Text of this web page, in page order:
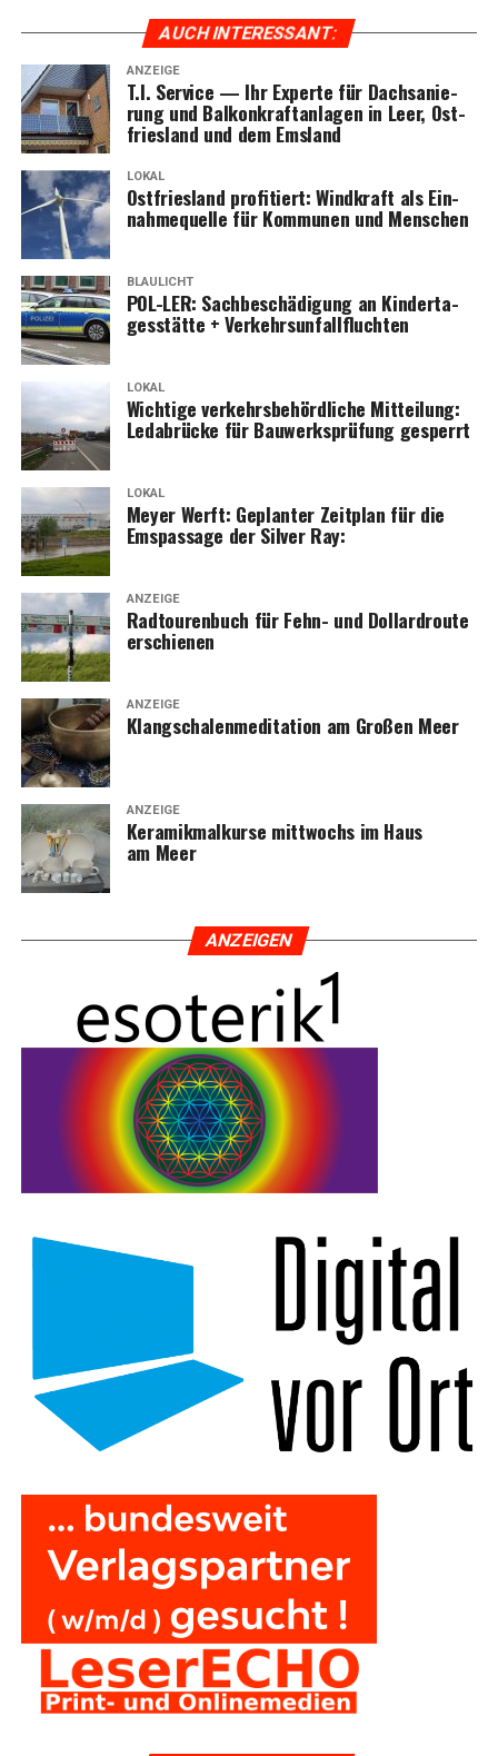
AUCH INTER­ES­SANT:
ANZEIGE
T.I. Ser­vice — Ihr Exper­te für Dach­sa­nie­
rung und Bal­kon­kraft­an­la­gen in Leer, Ost­
fries­land und dem Emsland
LOKAL
Ost­fries­land pro­fi­tiert: Wind­kraft als Ein­
nah­me­quel­le für Kom­mu­nen und Menschen
BLAULICHT
POL-LER: Sach­be­schä­di­gung an Kin­der­ta­
ges­stät­te + Verkehrsunfallfluchten
LOKAL
Wich­ti­ge ver­kehrs­be­hörd­li­che Mit­tei­lung:
Leda­brü­cke für Bau­werks­prü­fung gesperrt
LOKAL
Mey­er Werft: Geplan­ter Zeit­plan für die
Ems­pas­sa­ge der Sil­ver Ray:
ANZEIGE
Rad­tou­ren­buch für Fehn- und Dol­lard­rou­te
erschienen
ANZEIGE
Klang­scha­len­me­di­ta­ti­on am Gro­ßen Meer
ANZEIGE
Kera­mik­mal­kur­se mitt­wochs im Haus
am Meer
ANZEI­GEN